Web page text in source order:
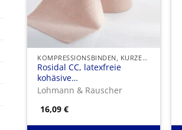
KOMPRESSIONSBINDEN, KURZER ZUG
Rosidal CC, latexfreie
kohäsive
Kompressionsbinde
Lohmann & Rauscher
16,09€